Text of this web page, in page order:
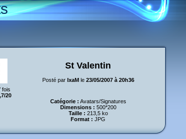
St Valentin
Posté par IxaMle 23/05/2007 à 20h36
fois
20
Catégorie : Avatars/Signatures
Dimensions : 500*200
Taille : 213,5 ko
Format : JPG